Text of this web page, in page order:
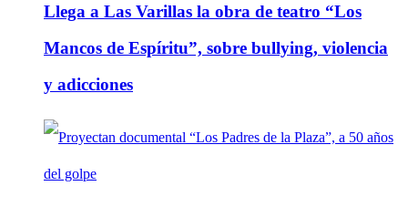
Llega a Las Varillas la obra de teatro “Los
Mancos de Espíritu”, sobre bullying, violencia
y adicciones